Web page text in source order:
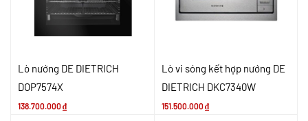
Lò nướng DE DIETRICH
DOP7574X
138.700.000₫
Lò vi sóng kết hợp nướng DE
DIETRICH DKC7340W
151.500.000₫